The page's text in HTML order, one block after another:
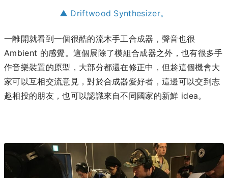
▲ Driftwood Synthesizer。
一離開就看到一個很酷的流木手工合成器，聲音也很
Ambient 的感覺。 這個展除了模組合成器之外，也有很多手
作音樂裝置的原型，大部分都還在修正中，但趁這個機會大
家可以互相交流意見，對於合成器愛好者，這邊可以交到志
趣相投的朋友，也可以認識來自不同國家的新鮮 idea。